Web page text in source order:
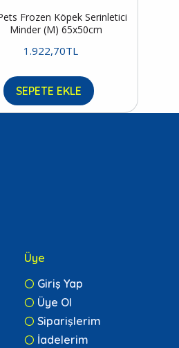
Frozen Köpek Serinletici
Minder (M) 65x50cm
1.922,70TL
SEPETE EKLE
Üye
Giriş Yap
Üye Ol
Siparişlerim
İadelerim